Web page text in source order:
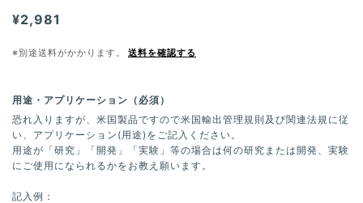
¥2,981
※別途送料がかかります。 送料を確認する
用途・アプリケーション（必須）
恐れ入りますが、米国製品ですので米国輸出管理規則及び関連法規に従
い、アプリケーション(用途)をご記入ください。
用途が「研究」「開発」「実験」等の場合は何の研究または開発、実験
にご使用になられるかをお教え願います。
記入例：